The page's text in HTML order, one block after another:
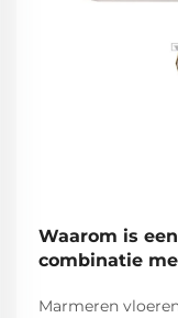
Waarom is
combinatie
Marmeren